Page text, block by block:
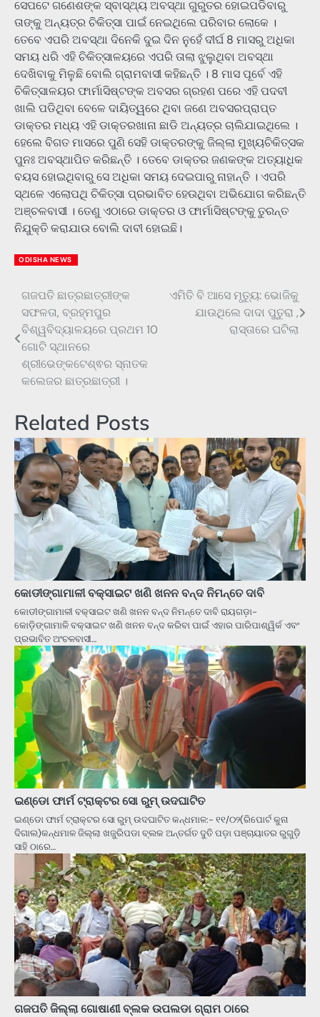
ସେପଟେ ଗଣେଶଙ୍କ ସ୍ବାସ୍ଥ୍ୟ ଅବସ୍ଥା ଗୁରୁତର ହୋଇପଡିବାରୁ
ତାଙ୍କୁ ଅନ୍ୟତ୍ର ଚିକିତ୍ସା ପାଇଁ ନେଇଥିଲେ ପରିବାର ଲୋକେ ।
ତେବେ ଏପରି ଅବସ୍ଥା ଦିନେକି ଦୁଇ ଦିନ ନୁହେଁ ଦୀର୍ଘ 8 ମାସରୁ ଅଧିକା
ସମୟ ଧରି ଏହି ଚିକିତ୍ସାଳୟରେ ଏପରି ତାଲା ଝୁଲୁଥିବା ଅବସ୍ଥା
ଦେଖିବାକୁ ମିଳୁଛି ବୋଲି ଗ୍ରାମବାସୀ କହିଛନ୍ତି । 8 ମାସ ପୂର୍ବେ ଏହି
ଚିକିତ୍ସାଳୟର ଫାର୍ମାସିଷ୍ଟଙ୍କ ଅବସର ଗ୍ରହଣ ପରେ ଏହି ପଦବୀ
ଖାଲି ପଡିଥିବା ବେଳେ ଦାୟିତ୍ୱରେ ଥିବା ଜଣେ ଅବସରପ୍ରାପ୍ତ
ଡାକ୍ତର ମଧ୍ୟ ଏହି ଡାକ୍ତରଖାନା ଛାଡି ଅନ୍ୟତ୍ର ଚାଲିଯାଇଥିଲେ ।
ହେଲେ ବିଗତ ମାସରେ ପୁଣି ସେହି ଡାକ୍ତରଙ୍କୁ ଜିଲ୍ଲା ମୁଖ୍ୟଚିକିତ୍ସକ
ପୁନଃ ଅବସ୍ଥାପିତ କରିଛନ୍ତି । ତେବେ ଡାକ୍ତର ଜଣକଙ୍କ ଅତ୍ୟାଧିକ
ବୟସ ହୋଇଥିବାରୁ ସେ ଅଧିକା ସମୟ ଦେଇପାରୁ ନାହାନ୍ତି । ଏପରି
ସ୍ଥଳେ ଏଲୋପଥି ଚିକିତ୍ସା ପ୍ରଭାବିତ ହେଉଥିବା ଅଭିଯୋଗ କରିଛନ୍ତି
ଅଞ୍ଚଳବାସୀ । ତେଣୁ ଏଠାରେ ଡାକ୍ତର ଓ ଫାର୍ମାସିଷ୍ଟଙ୍କୁ ତୁରନ୍ତ
ନିଯୁକ୍ତି କରାଯାଉ ବୋଲି ଦାବୀ ହୋଇଛି।
ODISHA NEWS
Post
navigation
ଗଜପତି ଛାତ୍ରଛାତ୍ରୀଙ୍କ
ସଫଳତା, ବ୍ରହ୍ମପୁର
ବିଶ୍ୱବିଦ୍ୟାଳୟରେ ପ୍ରଥମ 10
ଗୋଟି ସ୍ଥାନରେ
ଶ୍ରୀଭେଙ୍କଟେଶ୍ଵର ସ୍ନାତକ
କଲେଜର ଛାତ୍ରଛାତ୍ରୀ ।
ଏମିତି ବି ଆସେ ମୃତ୍ୟୁ: ଭୋଜିକୁ
ଯାଉଥିଲେ ଦାଦା ପୁତୁରା ,
ରାସ୍ତାରେ ଘଟିଲା
Related Posts
କୋଡୀଙ୍ଗାମାଳୀ ବକ୍ସାଇଟ ଖଣି ଖନନ ବନ୍ଦ ନିମନ୍ତେ ଦାବି
କୋଡୀଙ୍ଗାମାଳୀ ବକ୍ସାଇଟ ଖଣି ଖନନ ବନ୍ଦ ନିମନ୍ତେ ଦାବି ରାୟଗଡ଼ା-
କୋଡ଼ିଙ୍ଗାମାଳି ବକ୍ସାଇଟ ଖଣି ଖନନ ବନ୍ଦ କରିବା ପାଇଁ ଏହାର ପାରିପାଶ୍ୱିର୍କ ଏବଂ
ପ୍ରଭାବିତ ଅଂଚଳବାସୀ…
ଇଣ୍ଡୋ ଫାର୍ମ ଟ୍ରାକ୍ଟର ସୋ ରୁମ୍ ଉଦଘାଟିତ
ଇଣ୍ଡୋ ଫାର୍ମ ଟ୍ରାକ୍ଟର ସୋ ରୁମ୍ ଉଦଘାଟିତ କନ୍ଧମାଳ:- ୧୧/୦୨(ରିପୋର୍ଟ କୁନା
ଦିଗାଲ)କନ୍ଧମାଳ ଜିଲ୍ଲା ଖଜୁରିପଡା ବ୍ଲକ ଅନ୍ତର୍ଗତ ଦୁତି ପଡ଼ା ପଞ୍ଚାୟାତର ରୁଗୁଡ଼ି
ସାହି ଠାରେ…
ଗଜପତି ଜିଲ୍ଲା ଗୋଷାଣୀ ବ୍ଲକ ଉପଲଡା ଗ୍ରାମ ଠାରେ